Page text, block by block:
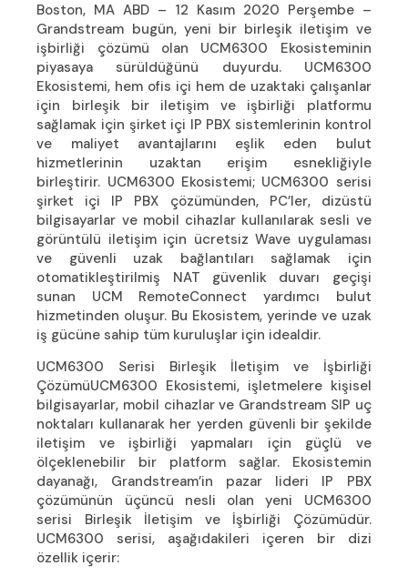
Boston, MA ABD – 12 Kasım 2020 Perşembe –
Grandstream bugün, yeni bir birleşik iletişim ve
işbirliği çözümü olan UCM6300 Ekosisteminin
piyasaya sürüldüğünü duyurdu. UCM6300
Ekosistemi, hem ofis içi hem de uzaktaki çalışanlar
için birleşik bir iletişim ve işbirliği platformu
sağlamak için şirket içi IP PBX sistemlerinin kontrol
ve maliyet avantajlarını eşlik eden bulut
hizmetlerinin uzaktan erişim esnekliğiyle
birleştirir. UCM6300 Ekosistemi; UCM6300 serisi
şirket içi IP PBX çözümünden, PC’ler, dizüstü
bilgisayarlar ve mobil cihazlar kullanılarak sesli ve
görüntülü iletişim için ücretsiz Wave uygulaması
ve güvenli uzak bağlantıları sağlamak için
otomatikleştirilmiş NAT güvenlik duvarı geçişi
sunan UCM RemoteConnect yardımcı bulut
hizmetinden oluşur. Bu Ekosistem, yerinde ve uzak
iş gücüne sahip tüm kuruluşlar için idealdir.
UCM6300 Serisi Birleşik İletişim ve İşbirliği
ÇözümüUCM6300 Ekosistemi, işletmelere kişisel
bilgisayarlar, mobil cihazlar ve Grandstream SIP uç
noktaları kullanarak her yerden güvenli bir şekilde
iletişim ve işbirliği yapmaları için güçlü ve
ölçeklenebilir bir platform sağlar. Ekosistemin
dayanağı, Grandstream’in pazar lideri IP PBX
çözümünün üçüncü nesli olan yeni UCM6300
serisi Birleşik İletişim ve İşbirliği Çözümüdür.
UCM6300 serisi, aşağıdakileri içeren bir dizi
özellik içerir: